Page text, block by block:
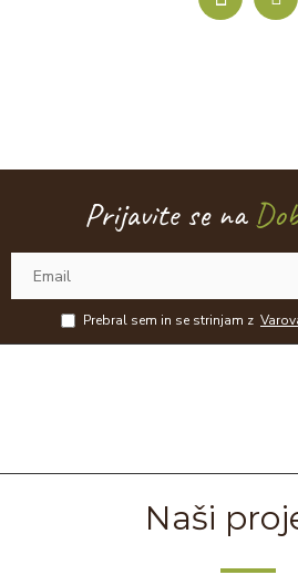
Prijavite se na
Prebral sem in se strinjam z
Naši